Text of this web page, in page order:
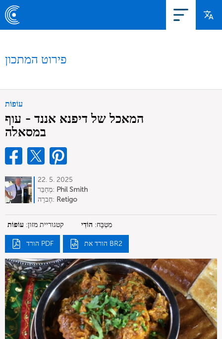
פירוט המתכון
עוֹפוֹת
המאכל של דיפנא אננד - עוף
במסאלה
22. 5. 2025
מְחַבֵּר: Phil Smith
חֶברָה: Retigo
קטגוריית מזון: עוֹפוֹת מִטְבָּח: הוֹדִי
הורד PDF הורד את BR2